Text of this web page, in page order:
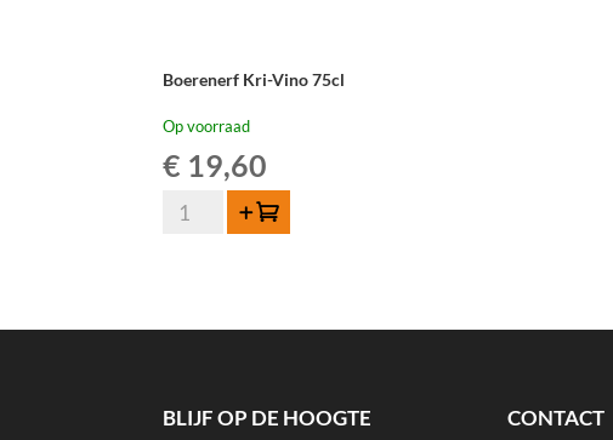
Boerenerf Kri-Vino 75cl
Op voorraad
€ 19,60
Boerenerf
Toevoegen
BLIJF OP DE HOOGTE CONTACT